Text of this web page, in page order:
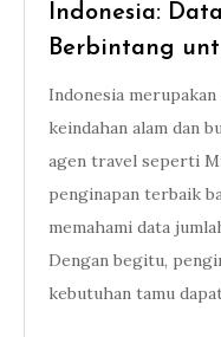
Indonesia:
Berbintang
Indonesia
keindahan alam dan
agen travel seperti
penginapan terbaik
memahami data
Dengan begitu,
kebutuhan tamu